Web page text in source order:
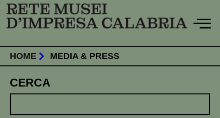
Vai
contenuto
HOME MEDIA & PRESS
CERCA